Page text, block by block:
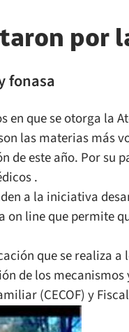
por
fonasa
en que se otorga la
las materias más
de este año. Por su
.
a la iniciativa
on line que permite
que se realiza
de los
(CECOF) y